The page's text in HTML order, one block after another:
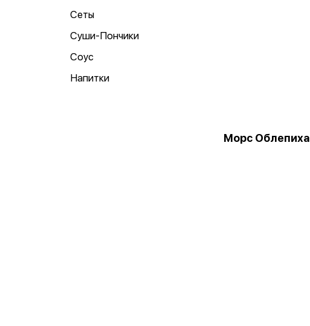
Сеты
Суши-Пончики
Соус
Напитки
Морс